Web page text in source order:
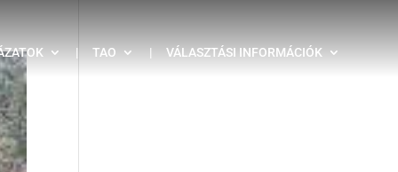
| TAO | VÁLASZTÁSI INFORMÁCIÓK